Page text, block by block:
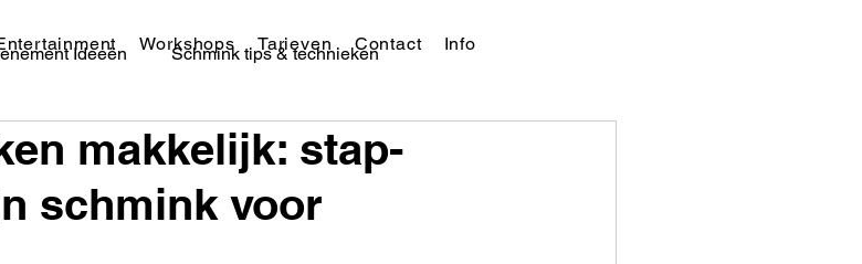
Workshops Tarieven Contact Info
Ideeën Schmink tips & technieken
& Makeupmakkelijk: stap-
schmink voor